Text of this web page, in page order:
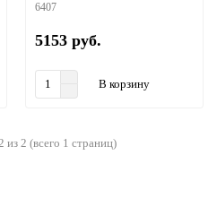
6407
5153 руб.
В корзину
из 2 (всего 1 страниц)